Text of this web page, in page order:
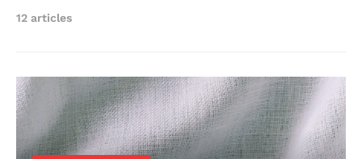
12 articles